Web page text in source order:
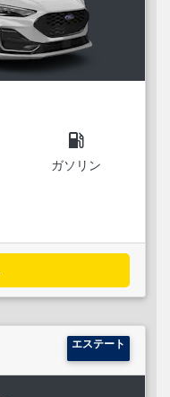
local_gas_station
ガソリン
エステート